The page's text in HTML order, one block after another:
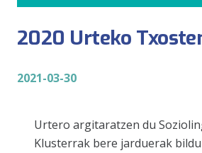
2020 Urteko
2021-03-30
Urtero argitaratzen du
Klusterrak bere jarduerak